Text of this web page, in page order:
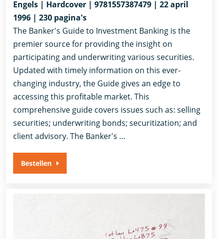
Engels | Hardcover | 9781557387479 | 22 april
1996 | 230 pagina's
The Banker's Guide to Investment Banking is the
premier source for providing the insight on
participating and underwriting various securities.
Updated with timely information on this ever-
changing industry, the Guide gives an edge to
accessing this profitable market. This
comprehensive guide covers issues such as: selling
securities; underwriting bonds; securitization; and
client advisory. The Banker's …
Bestellen